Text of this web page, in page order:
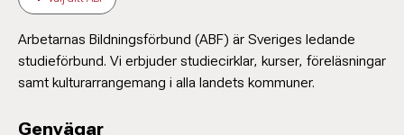
Arbetarnas Bildningsförbund (ABF) är Sveriges ledande
studieförbund. Vi erbjuder studiecirklar, kurser, föreläsningar
samt kulturarrangemang i alla landets kommuner.
Genvägar